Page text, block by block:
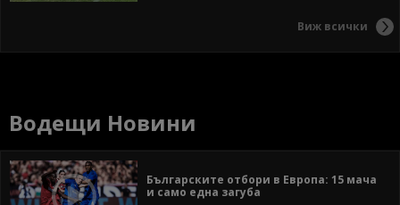
Виж всички
Водещи Новини
Българските отбори в Европа: 15 мача
и само една загуба